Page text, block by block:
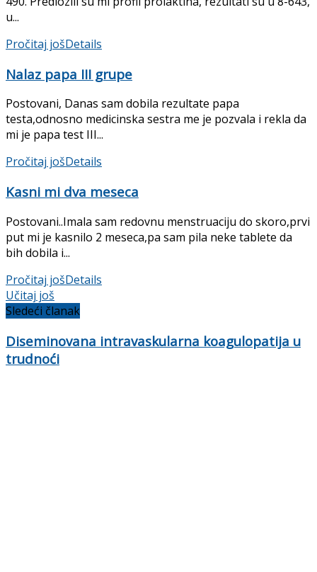
u...
Pročitaj jošDetails
Nalaz papa III grupe
Postovani, Danas sam dobila rezultate papa
testa,odnosno medicinska sestra me je pozvala i rekla da
mi je papa test III...
Pročitaj jošDetails
Kasni mi dva meseca
Postovani..Imala sam redovnu menstruaciju do skoro,prvi
put mi je kasnilo 2 meseca,pa sam pila neke tablete da
bih dobila i...
Pročitaj jošDetails
Učitaj još
Sledeći članak
Diseminovana intravaskularna koagulopatija u
trudnoći